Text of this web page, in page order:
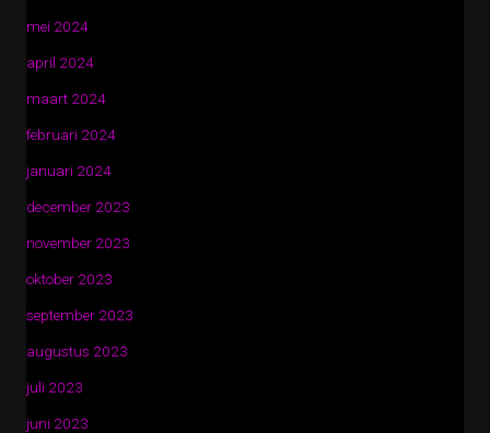
mei 2024
april 2024
maart 2024
februari 2024
januari 2024
december 2023
november 2023
oktober 2023
september 2023
augustus 2023
juli 2023
juni 2023